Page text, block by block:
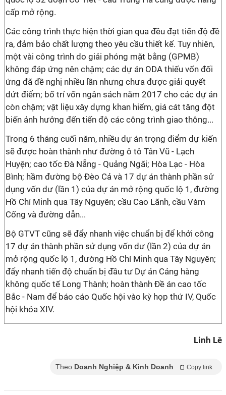
cấp mở rộng.
Các công trình thực hiện thời gian qua đều đạt tiến độ đề
ra, đảm bảo chất lượng theo yêu cầu thiết kế. Tuy nhiên,
một vài công trình do giải phóng mặt bằng (GPMB)
không đáp ứng nên chậm; các dự án ODA thiếu vốn đối
ứng đã đề nghị nhiều lần nhưng chưa được giải quyết
dứt điểm; bố trí vốn ngân sách năm 2017 cho các dự án
còn chậm; vật liệu xây dựng khan hiếm, giá cát tăng đột
biến ảnh hưởng đến tiến độ các công trình giao thông...
Trong 6 tháng cuối năm, nhiều dự án trọng điểm dự kiến
sẽ được hoàn thành như đường ô tô Tân Vũ - Lạch
Huyện; cao tốc Đà Nẵng - Quảng Ngãi; Hòa Lạc - Hòa
Bình; hầm đường bộ Đèo Cả và 17 dự án thành phần sử
dụng vốn dư (lần 1) của dự án mở rộng quốc lộ 1, đường
Hồ Chí Minh qua Tây Nguyên; cầu Cao Lãnh, cầu Vàm
Cống và đường dẫn...
Bộ GTVT cũng sẽ đẩy nhanh việc chuẩn bị để khởi công
17 dự án thành phần sử dụng vốn dư (lần 2) của dự án
mở rộng quốc lộ 1, đường Hồ Chí Minh qua Tây Nguyên;
đẩy nhanh tiến độ chuẩn bị đầu tư Dự án Cảng hàng
không quốc tế Long Thành; hoàn thành Đề án cao tốc
Bắc - Nam để báo cáo Quốc hội vào kỳ họp thứ IV, Quốc
hội khóa XIV.
Linh Lê
Theo Doanh Nghiệp & Kinh Doanh Copy link